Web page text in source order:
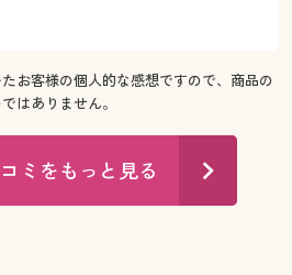
お客様の個人的な感想ですので、商品の
はありません。
ミをもっと見る